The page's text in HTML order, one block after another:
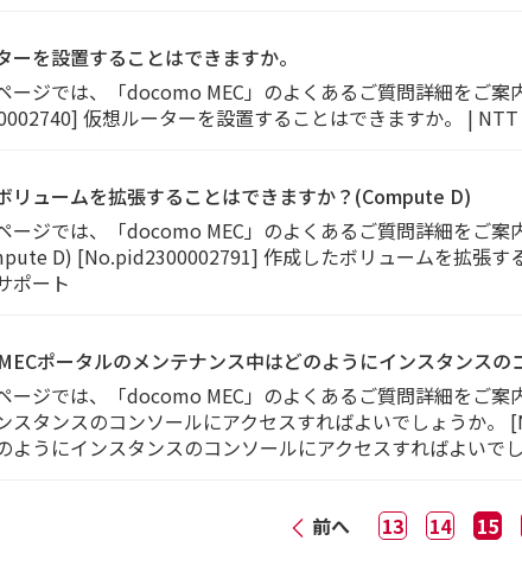
ーを設置することはできますか。
ージでは、「docomo MEC」のよくあるご質問詳細をご
仮想ルーターを設置することはできますか。 |
リュームを拡張することはできますか？(Compute D)
ージでは、「docomo MEC」のよくあるご質問詳細をご
D) [No.pid2300002791] 作成したボリュームを拡張
ポート
ポータルのメンテナンス中はどのようにインスタンスの
ージでは、「docomo MEC」のよくあるご質問詳細をご
スタンスのコンソールにアクセスすればよいでしょうか
ようにインスタンスのコンソールにアクセスすればよい
前へ 13 14 15